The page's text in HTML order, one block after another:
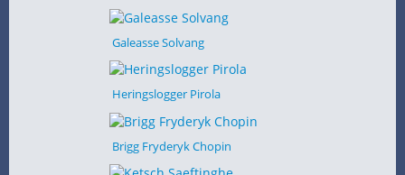
Galeasse Solvang
Heringslogger Pirola
Brigg Fryderyk Chopin